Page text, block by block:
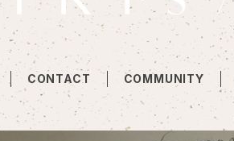
CONTACT COMMUNITY